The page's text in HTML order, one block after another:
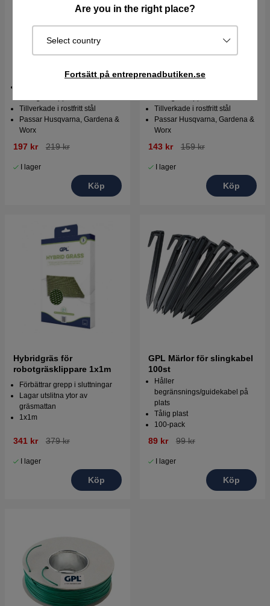
Are you in the right place?
Select country
Fortsätt på entreprenadbutiken.se
Tillverkade i rostfritt stål
Passar Husqvarna, Gardena &
Worx
197 kr 219 kr
I lager
Köp
Tillverkade i rostfritt stål
Passar Husqvarna, Gardena &
Worx
143 kr 159 kr
I lager
Köp
Hybridgräs för
robotgräsklippare 1x1m
Förbättrar grepp i sluttningar
Lagar utslitna ytor av
gräsmattan
1x1m
341 kr 379 kr
I lager
Köp
GPL Märlor för slingkabel
100st
Håller
begränsnings/guidekabel på
plats
Tålig plast
100-pack
89 kr 99 kr
I lager
Köp